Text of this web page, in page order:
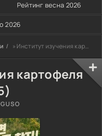
Рейтинг весна 2026
2026
» Институт изучения картофеля (2025)
картофеля